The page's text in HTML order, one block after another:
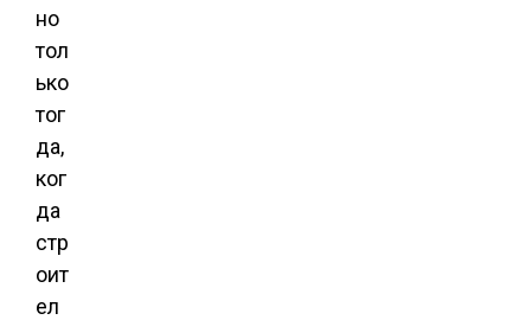
но
тол
ько
тог
да,
ког
да
стр
оит
ел